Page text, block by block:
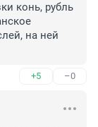
конь, рубль
на ней
+5 –0